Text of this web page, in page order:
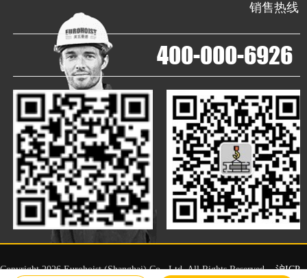
销售热线
400-000-6926
Copyright 2026 Eurohoist (Shanghai) Co., Ltd. All Rights Reserved.沪ICP